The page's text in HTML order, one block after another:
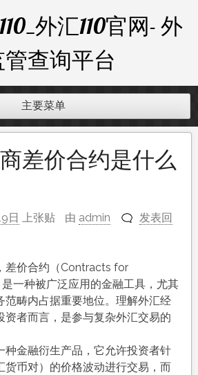
外汇110官网- 外
查询平台
主要菜单
差价合约是什么
日 上张贴 由 admin
发表回
差价合约（Contracts for
一种被广泛应用的金融工具，尤其
范畴内占据重要地位。理解外汇经
资者而言，是参与复杂外汇交易的
种金融衍生产品，它允许投资者针
货币对）的价格波动进行交易，而